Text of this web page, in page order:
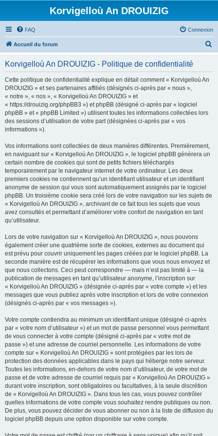
Korvigelloù An DROUIZIG
FAQ Connexion
Accueil du forum
Korvigelloù An DROUIZIG - Politique de confidentialité
Cette politique de confidentialité explique en détail comment « Korvigelloù An
DROUIZIG » et ses partenaires affiliés (désignés ci-après par « nous »,
« notre », « nos », « Korvigelloù An DROUIZIG » et
« https://drouizig.org/phpBB3 ») et phpBB (désigné ci-après par « logiciel
phpBB » et « phpBB Limited ») utilisent toutes les informations collectées lors
des sessions d’utilisation de votre part (désignées ci-après par « vos
informations »).
Vos informations sont collectées de deux manières différentes. Premièrement,
en naviguant sur « Korvigelloù An DROUIZIG », le logiciel phpBB génèrera un
certain nombre de cookies qui sont de petits fichiers téléchargés
temporairement par le navigateur internet de votre ordinateur. Les deux
premiers cookies ne contiennent qu’un identifiant utilisateur et un identifiant
anonyme de session qui vous sont automatiquement assignés par le logiciel
phpBB. Un troisième cookie sera créé lors de votre navigation sur les sujets de
« Korvigelloù An DROUIZIG », archivant de ce fait tous les sujets que vous
avez consultés et permettant d’améliorer votre confort de navigation en tant
qu’utilisateur.
Lors de votre navigation sur « Korvigelloù An DROUIZIG », nous pouvons
également créer une quatrième sorte de cookies, externes au document qui
est prévu pour couvrir uniquement les pages créées par le logiciel phpBB. La
seconde manière est de récupérer les informations que vous nous envoyez et
que nous collectons. Ceci peut correspondre — mais n’est pas limité à — la
publication de messages en tant qu’utilisateur anonyme, l’inscription sur
« Korvigelloù An DROUIZIG » (désignée ci-après par « votre compte ») et les
messages que vous publiez après votre inscription et lors de votre connexion
(désignés ci-après par « vos messages »).
Votre compte contiendra au minimum un identifiant unique (désigné ci-après
par « votre nom d’utilisateur ») et un mot de passe personnel vous permettant
de vous connecter à votre compte (désigné ci-après par « votre mot de
passe ») et une adresse de courriel personnelle. Les informations de votre
compte sur « Korvigelloù An DROUIZIG » sont protégées par les lois de
protection des données applicables dans le pays qui héberge notre serveur.
Toutes les informations, en-dehors de votre nom d’utilisateur, de votre mot de
passe et de votre adresse de courriel requis par « Korvigelloù An DROUIZIG »
durant votre inscription, sont obligatoires ou facultatives, à la seule discrétion
de « Korvigelloù An DROUIZIG ». Dans tous les cas, vous pouvez contrôler
quelles informations de votre compte vous souhaitez rendre publiques ou non.
De plus, vous pouvez décider de vous abonner ou non à la liste de diffusion du
logiciel phpBB depuis une option disponible sur votre compte.